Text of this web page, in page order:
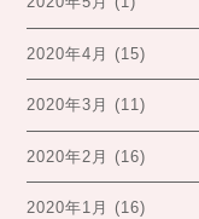
2020年4月 (15)
2020年3月 (11)
2020年2月 (16)
2020年1月 (16)